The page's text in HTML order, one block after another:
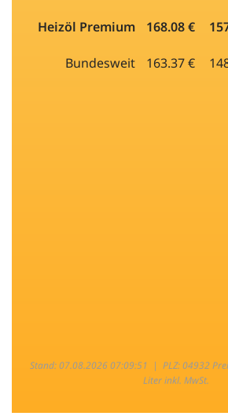
Heizöl Premium 168.08 €
Bundesweit 163.37 €
Stand: 07.08.2026 07:09:51 | PLZ: 04932
Liter inkl. MwSt.